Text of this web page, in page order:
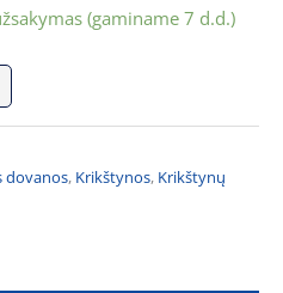
(gaminame 7 d.d.)
dovanos, Krikštynos, Krikštynų